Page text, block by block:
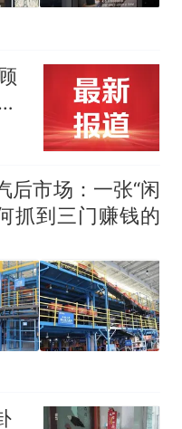
后市场：一张“闲
抓到三门赚钱的